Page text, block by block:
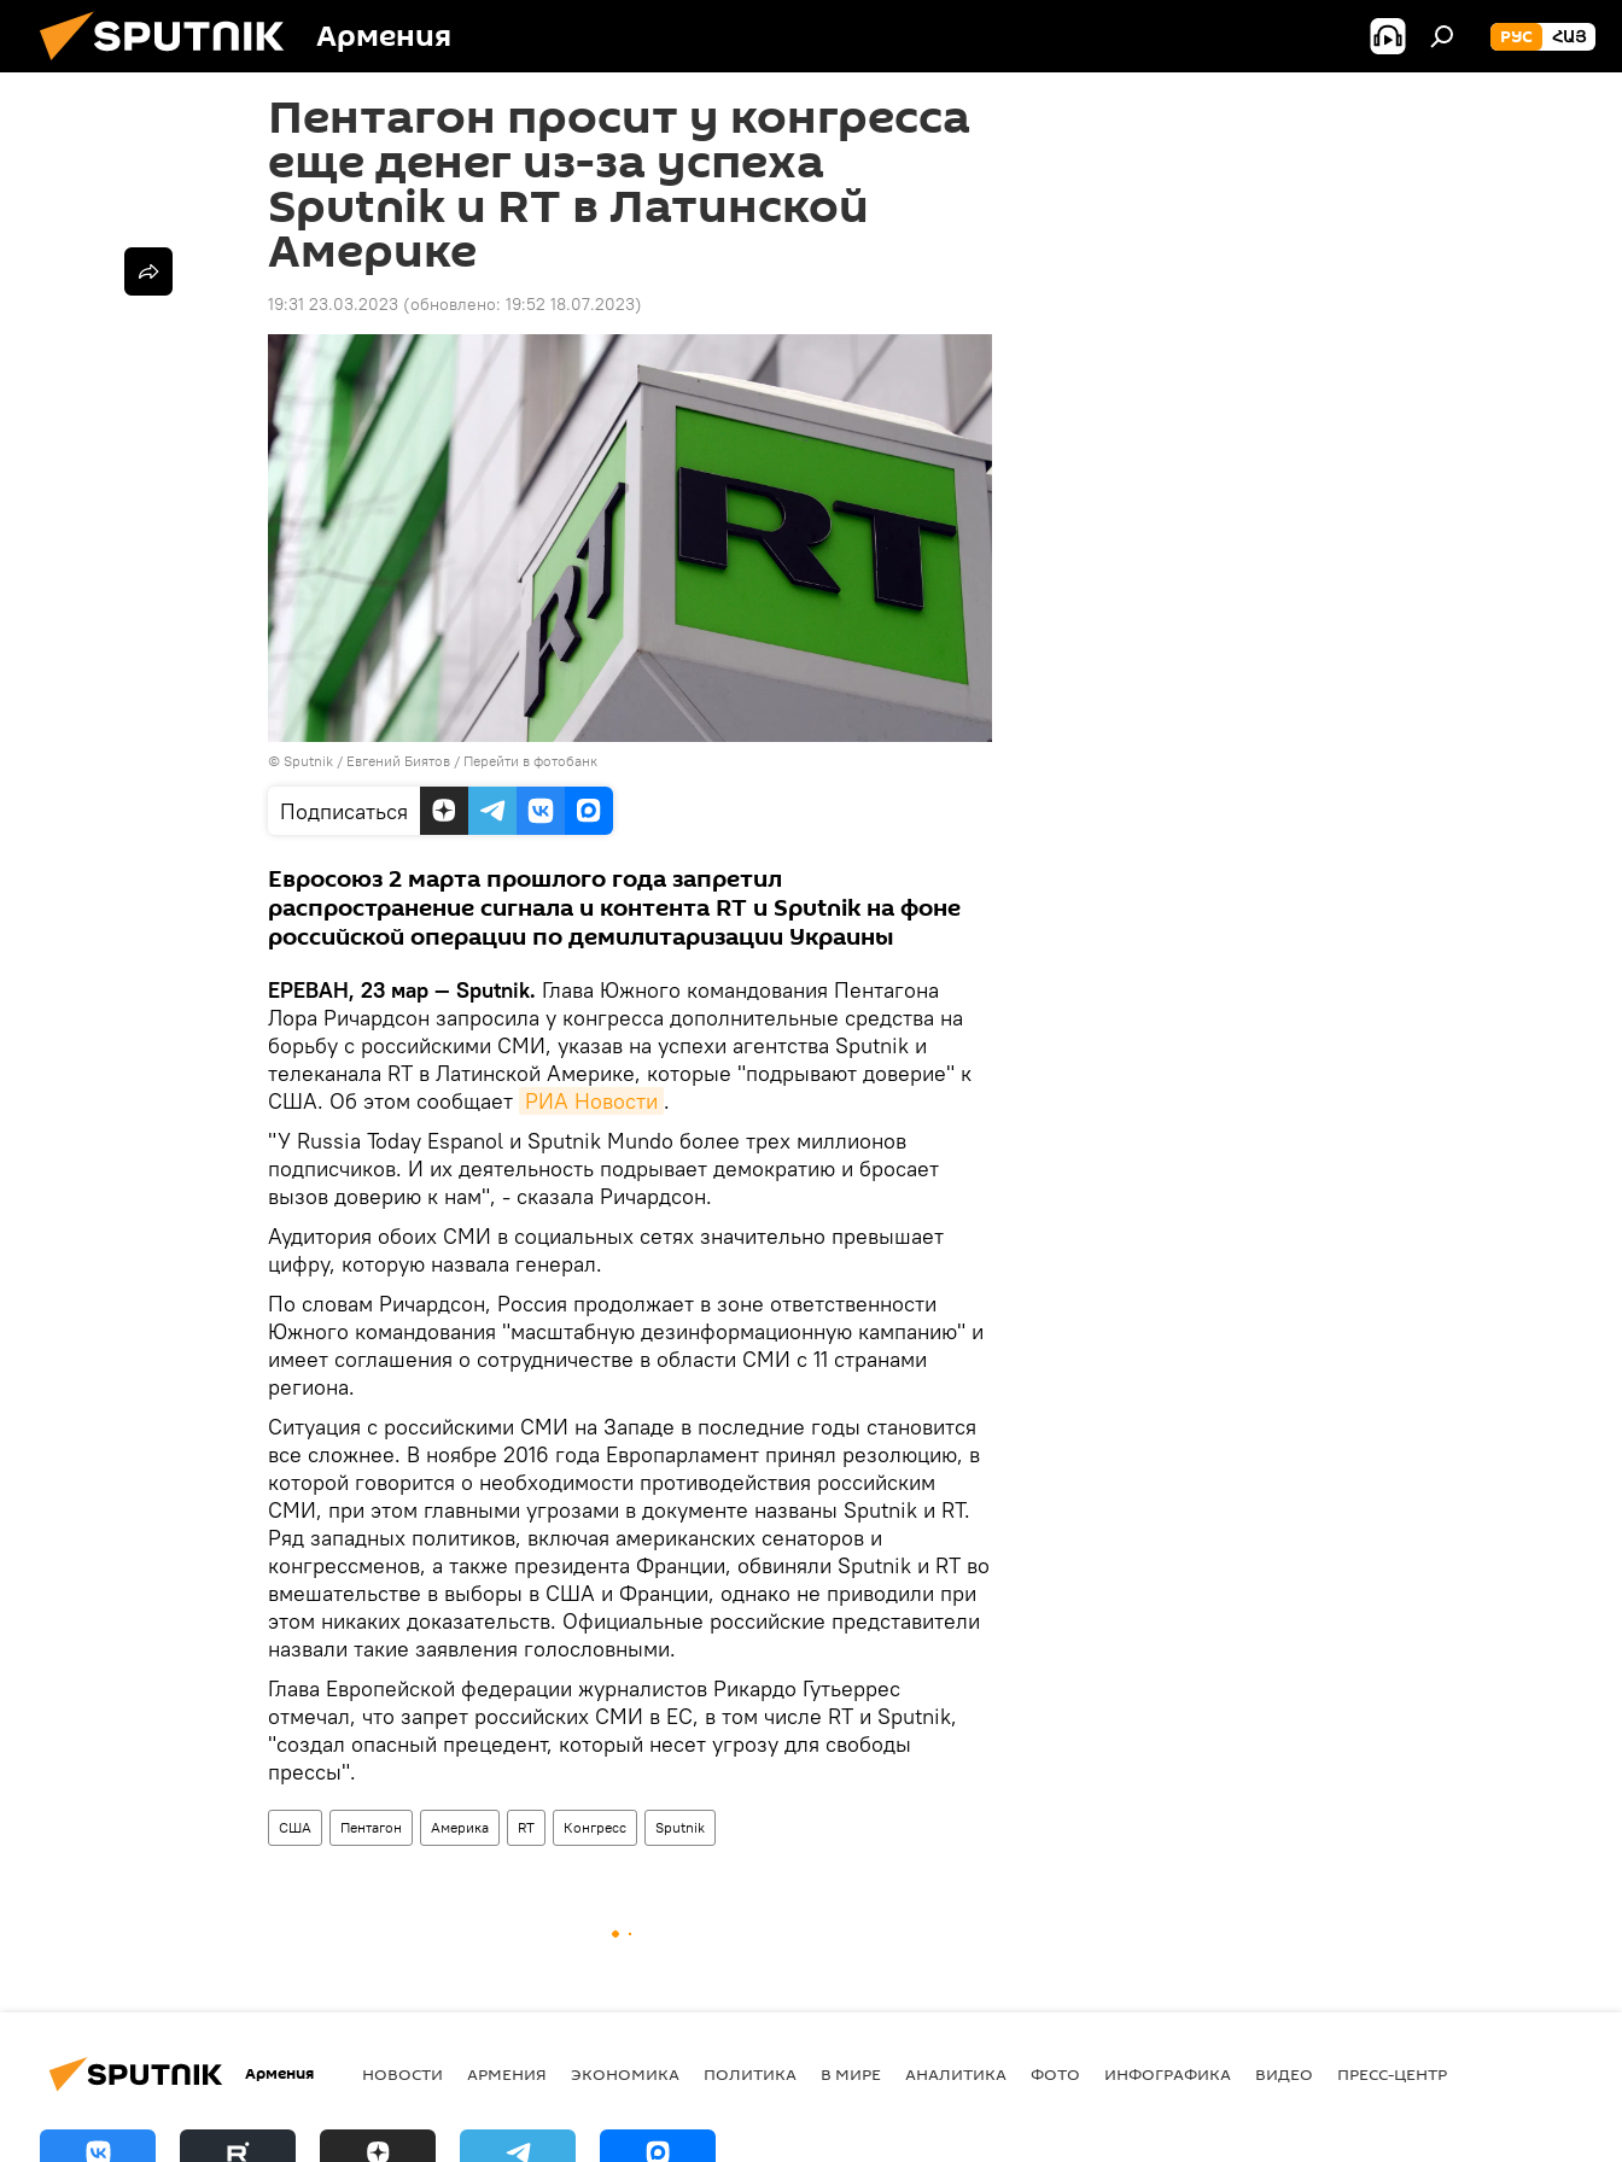
Армения РУС ՀԱՅ
Пентагон просит у конгресса
еще денег из-за успеха
Sputnik и RT в Латинской
Америке
19:31 23.03.2023 (обновлено: 19:52 18.07.2023)
© Sputnik / Евгений Биятов / Перейти в фотобанк
Подписаться
Евросоюз 2 марта прошлого года запретил
распространение сигнала и контента RT и Sputnik на фоне
российской операции по демилитаризации Украины
ЕРЕВАН, 23 мар — Sputnik. Глава Южного командования Пентагона
Лора Ричардсон запросила у конгресса дополнительные средства на
борьбу с российскими СМИ, указав на успехи агентства Sputnik и
телеканала RT в Латинской Америке, которые "подрывают доверие" к
США. Об этом сообщает РИА Новости .
"У Russia Today Espanol и Sputnik Mundo более трех миллионов
подписчиков. И их деятельность подрывает демократию и бросает
вызов доверию к нам", - сказала Ричардсон.
Аудитория обоих СМИ в социальных сетях значительно превышает
цифру, которую назвала генерал.
По словам Ричардсон, Россия продолжает в зоне ответственности
Южного командования "масштабную дезинформационную кампанию" и
имеет соглашения о сотрудничестве в области СМИ с 11 странами
региона.
Ситуация с российскими СМИ на Западе в последние годы становится
все сложнее. В ноябре 2016 года Европарламент принял резолюцию, в
которой говорится о необходимости противодействия российским
СМИ, при этом главными угрозами в документе названы Sputnik и RT.
Ряд западных политиков, включая американских сенаторов и
конгрессменов, а также президента Франции, обвиняли Sputnik и RT во
вмешательстве в выборы в США и Франции, однако не приводили при
этом никаких доказательств. Официальные российские представители
назвали такие заявления голословными.
Глава Европейской федерации журналистов Рикардо Гутьеррес
отмечал, что запрет российских СМИ в ЕС, в том числе RT и Sputnik,
"создал опасный прецедент, который несет угрозу для свободы
прессы".
США Пентагон Америка RT Конгресс Sputnik
Армения НОВОСТИ АРМЕНИЯ ЭКОНОМИКА ПОЛИТИКА В МИРЕ АНАЛИТИКА ФОТО ИНФОГРАФИКА ВИДЕО ПРЕСС-ЦЕНТР